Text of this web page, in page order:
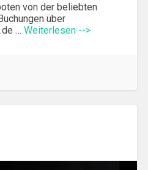
von der beliebten
über
… Weiterlesen -->